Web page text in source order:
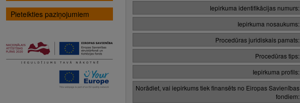
Pieteikties paziņojumiem
Iepirkuma identifikācijas numurs:
Iepirkuma nosaukums:
Procedūras juridiskais pamats:
Procedūras tips:
Iepirkuma profils:
Norādiet, vai iepirkums tiek finansēts no Eiropas Savienības
fondiem: